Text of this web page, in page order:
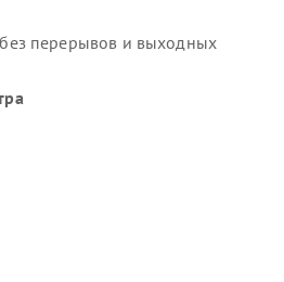
перерывов и выходных